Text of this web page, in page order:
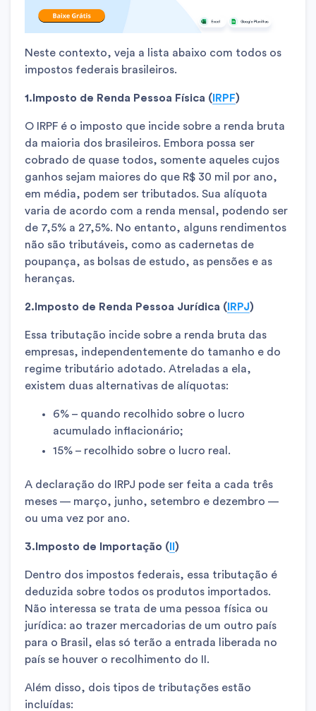
Neste contexto, veja a lista abaixo com todos os
impostos federais brasileiros.
1.Imposto de Renda Pessoa Física ( IRPF)
O IRPF é o imposto que incide sobre a renda bruta
da maioria dos brasileiros. Embora possa ser
cobrado de quase todos, somente aqueles cujos
ganhos sejam maiores do que R$ 30 mil por ano,
em média, podem ser tributados. Sua alíquota
varia de acordo com a renda mensal, podendo ser
de 7,5% a 27,5%. No entanto, alguns rendimentos
não são tributáveis, como as cadernetas de
poupança, as bolsas de estudo, as pensões e as
heranças.
2.Imposto de Renda Pessoa Jurídica ( IRPJ)
Essa tributação incide sobre a renda bruta das
empresas, independentemente do tamanho e do
regime tributário adotado. Atreladas a ela,
existem duas alternativas de alíquotas:
6% – quando recolhido sobre o lucro
acumulado inflacionário;
15% – recolhido sobre o lucro real.
A declaração do IRPJ pode ser feita a cada três
meses — março, junho, setembro e dezembro —
ou uma vez por ano.
3.Imposto de Importação ( )
Dentro dos impostos federais, essa tributação é
deduzida sobre todos os produtos importados.
Não interessa se trata de uma pessoa física ou
jurídica: ao trazer mercadorias de um outro país
para o Brasil, elas só terão a entrada liberada no
país se houver o recolhimento do II.
Além disso, dois tipos de tributações estão
incluídas: